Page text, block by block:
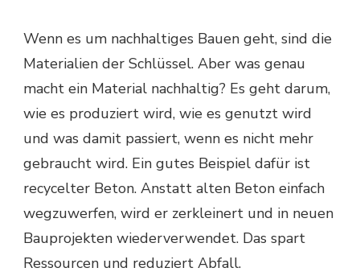
Wenn es um nachhaltiges Bauen geht, sind die
Materialien der Schlüssel. Aber was genau
macht ein Material nachhaltig? Es geht darum,
wie es produziert wird, wie es genutzt wird
und was damit passiert, wenn es nicht mehr
gebraucht wird. Ein gutes Beispiel dafür ist
recycelter Beton. Anstatt alten Beton einfach
wegzuwerfen, wird er zerkleinert und in neuen
Bauprojekten wiederverwendet. Das spart
Ressourcen und reduziert Abfall.